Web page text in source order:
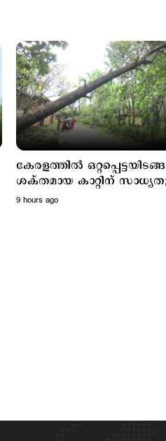
കേരളത്തിൽ
ശക്തമായ കാറ്റിന്
ജാഗ്രത
9 hours ago